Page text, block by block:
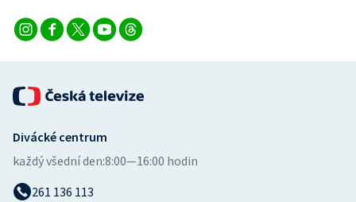
Volejbal
Divácké centrum
každý všední den:8:00—16:00 hodin
261 136 113